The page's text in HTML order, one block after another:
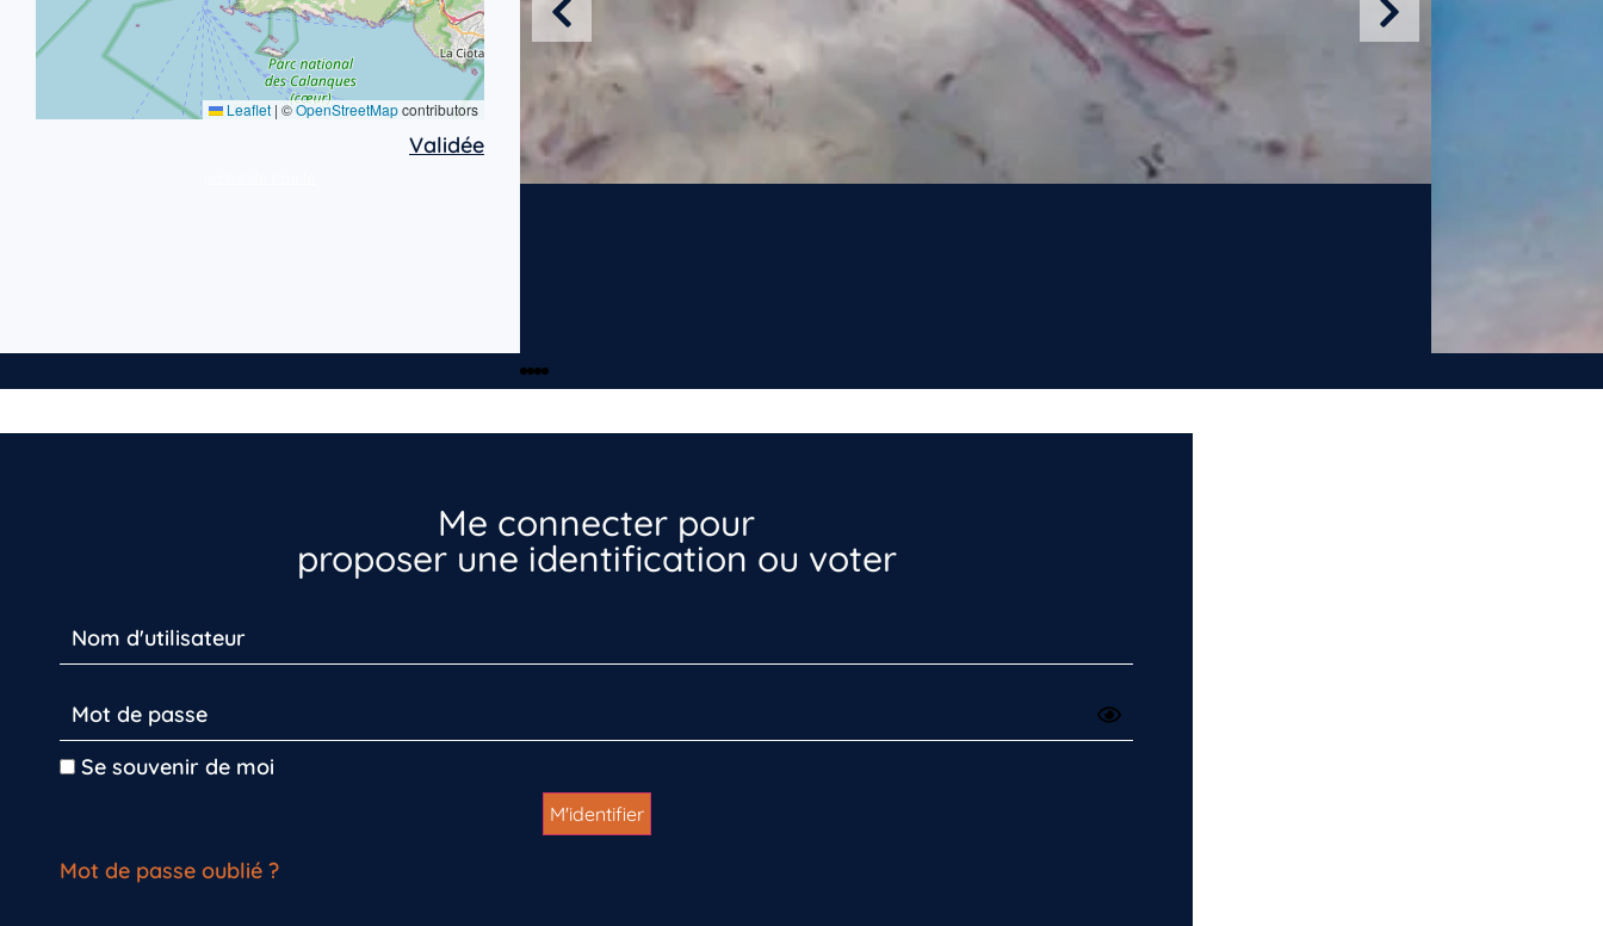
Leaflet | ©OpenStreetMapcontributors
Validée
Me connecter pour
proposer une identification ou voter
Se souvenir de moi
Mot de passe oublié ?